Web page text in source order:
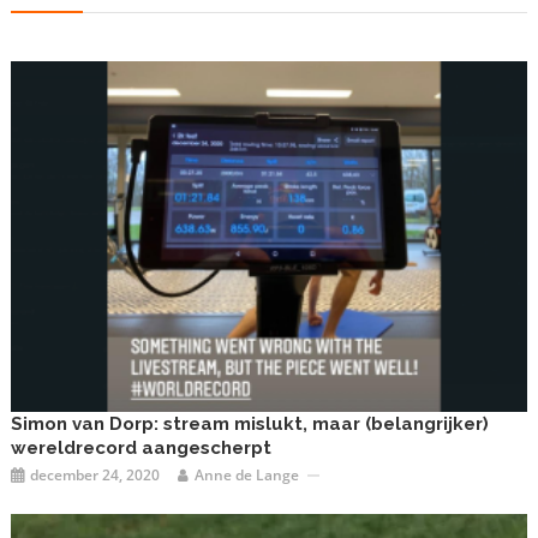
Simon van Dorp: stream mislukt, maar (belangrijker)
wereldrecord aangescherpt
december 24, 2020 Anne de Lange